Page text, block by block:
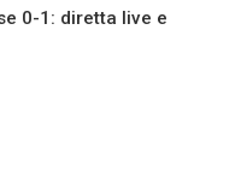
0-1: diretta live e